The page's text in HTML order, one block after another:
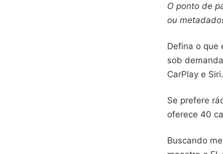
O ponto de
ou
Defina o que
sob
CarPlay e Siri.
Se prefere
oferece 40
Buscando